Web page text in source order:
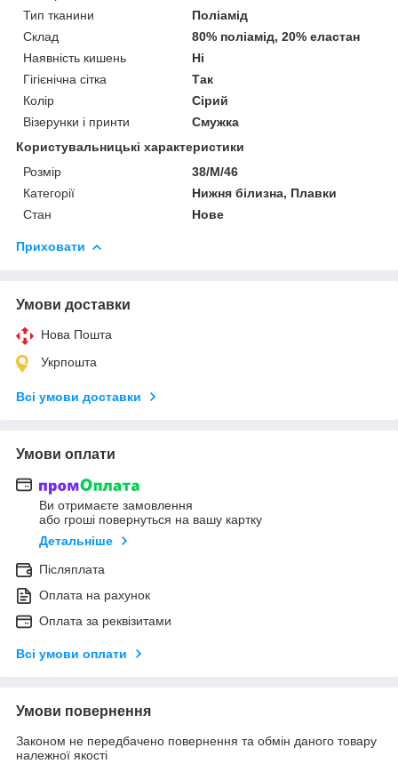
Тип тканини
Поліамід
Склад
80% поліамід, 20% еластан
Наявність кишень
Ні
Гігієнічна сітка
Так
Колір
Сірий
Візерунки і принти
Смужка
Користувальницькі характеристики
Розмір
38/M/46
Категорії
Нижня білизна, Плавки
Стан
Нове
Приховати
Умови доставки
Нова Пошта
Укрпошта
Всі умови доставки
Умови оплати
Ви отримаєте замовлення
або гроші повернуться на вашу картку
Детальніше
Післяплата
Оплата на рахунок
Оплата за реквізитами
Всі умови оплати
Умови повернення
Законом не передбачено повернення та обмін даного товару
належної якості